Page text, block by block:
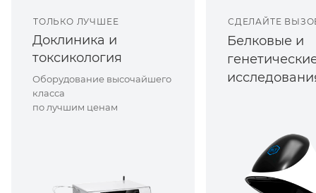
ТОЛЬКО ЛУЧШЕЕ
Доклиника и
токсикология
Оборудование высочайшего
класса
по лучшим ценам
СДЕЛАЙТЕ
Белковые и